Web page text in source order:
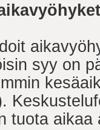
syy on
tuota